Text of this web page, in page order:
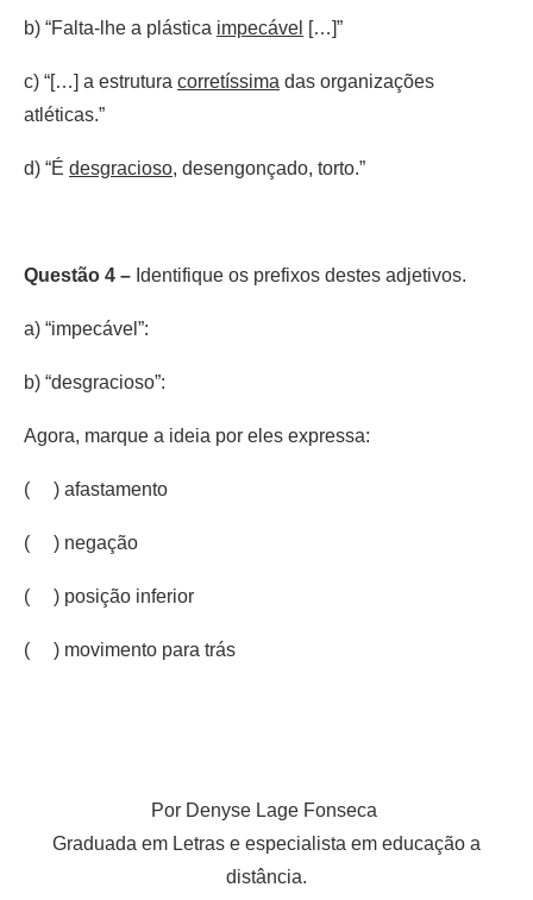
b) “Falta-lhe a plástica impecável […]”
c) “[…] a estrutura corretíssima das organizações
atléticas.”
d) “É desgracioso, desengonçado, torto.”
Questão 4 – Identifique os prefixos destes adjetivos.
a) “impecável”:
b) “desgracioso”:
Agora, marque a ideia por eles expressa:
( ) afastamento
( ) negação
( ) posição inferior
( ) movimento para trás
Por Denyse Lage Fonseca
Graduada em Letras e especialista em educação a
distância.